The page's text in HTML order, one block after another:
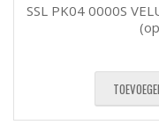
SSL PK04 0000S